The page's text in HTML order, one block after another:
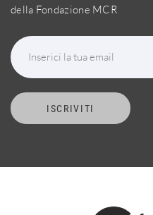
della Fondazione MCR
Inserici la tua email
ISCRIVITI